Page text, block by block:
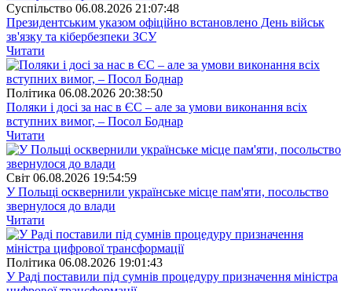
Суспiльство 06.08.2026 21:07:48
Президентським указом офіційно встановлено День військ
зв'язку та кібербезпеки ЗСУ
Читати
Полiтика 06.08.2026 20:38:50
Поляки і досі за нас в ЄС – але за умови виконання всіх
вступних вимог, – Посол Боднар
Читати
Свiт 06.08.2026 19:54:59
У Польщі осквернили українське місце пам'яти, посольство
звернулося до влади
Читати
Полiтика 06.08.2026 19:01:43
У Раді поставили під сумнів процедуру призначення міністра